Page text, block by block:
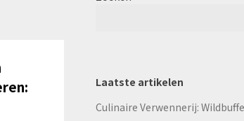
Laatste artikelen
Culinaire Verwennerij: